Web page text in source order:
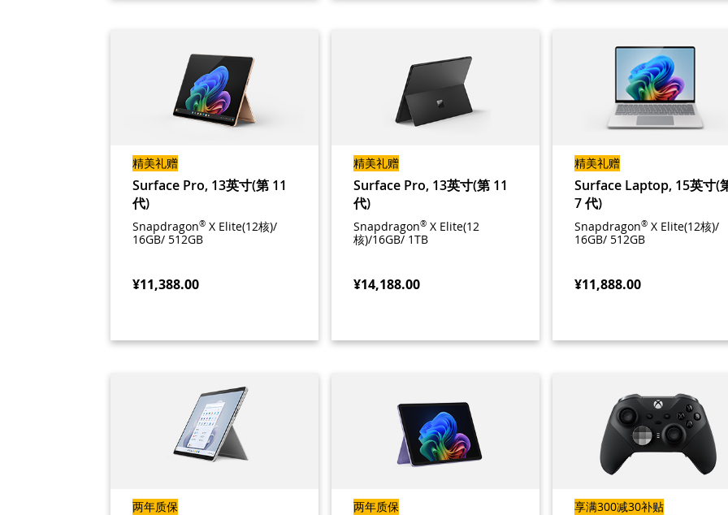
精美礼赠
Surface Pro, 13英寸(第 11
代)
Snapdragon®X Elite(12核)/
16GB/ 512GB
¥11,388.00
精美礼赠
Surface Pro, 13英寸(第 11
代)
Snapdragon®X Elite(12
核)/16GB/ 1TB
¥14,188.00
精美礼赠
Surface Laptop, 15英寸(
7 代)
Snapdragon® X Elite(12核)/
16GB/ 512GB
¥11,888.00
两年质保 两年质保
享满300减30补贴